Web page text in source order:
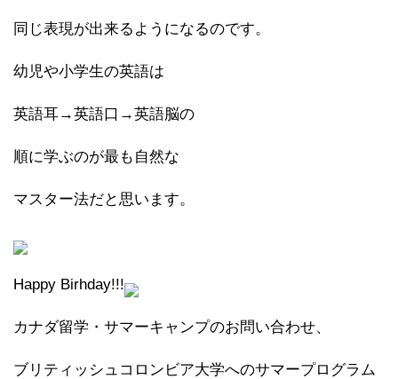
同じ表現が出来るようになるのです。
幼児や小学生の英語は
英語耳→英語口→英語脳の
順に学ぶのが最も自然な
マスター法だと思います。
Happy Birhday!!!
カナダ留学・サマーキャンプのお問い合わせ、
ブリティッシュコロンビア大学へのサマープログラム